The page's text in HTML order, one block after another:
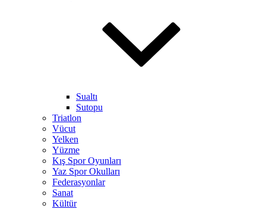
Sualtı
Sutopu
Triatlon
Vücut
Yelken
Yüzme
Kış Spor Oyunları
Yaz Spor Okulları
Federasyonlar
Sanat
Kültür